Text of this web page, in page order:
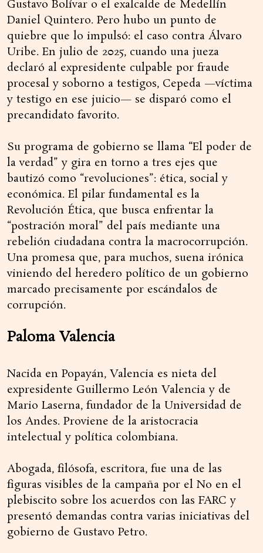
Gustavo Bolívar o el exalcalde de Medellín
Daniel Quintero. Pero hubo un punto de
quiebre que lo impulsó: el caso contra Álvaro
Uribe. En julio de 2025, cuando una jueza
declaró al expresidente culpable por fraude
procesal y soborno a testigos, Cepeda —víctima
y testigo en ese juicio— se disparó como el
precandidato favorito.
Su programa de gobierno se llama “El poder de
la verdad” y gira en torno a tres ejes que
bautizó como “revoluciones”: ética, social y
económica. El pilar fundamental es la
Revolución Ética, que busca enfrentar la
“postración moral” del país mediante una
rebelión ciudadana contra la macrocorrupción.
Una promesa que, para muchos, suena irónica
viniendo del heredero político de un gobierno
marcado precisamente por escándalos de
corrupción.
Paloma Valencia
Nacida en Popayán, Valencia es nieta del
expresidente Guillermo León Valencia y de
Mario Laserna, fundador de la Universidad de
los Andes. Proviene de la aristocracia
intelectual y política colombiana.
Abogada, filósofa, escritora, fue una de las
figuras visibles de la campaña por el No en el
plebiscito sobre los acuerdos con las FARC y
presentó demandas contra varias iniciativas del
gobierno de Gustavo Petro.